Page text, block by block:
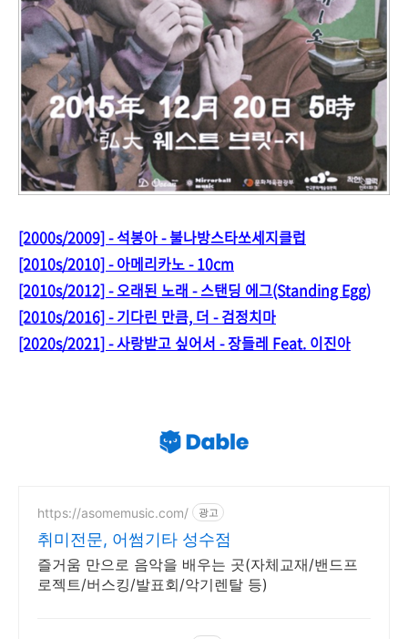
[2000s/2009] - 석봉아 - 불나방스타쏘세지클럽
[2010s/2010] - 아메리카노 - 10cm
[2010s/2012] - 오래된 노래 - 스탠딩 에그(Standing Egg)
[2010s/2016] - 기다린 만큼, 더 - 검정치마
[2020s/2021] - 사랑받고 싶어서 - 장들레 Feat. 이진아
https://asomemusic.com/ 광고
취미전문, 어썸기타 성수점
즐거움 만으로 음악을 배우는 곳(자체교재/밴드프
로젝트/버스킹/발표회/악기렌탈 등)